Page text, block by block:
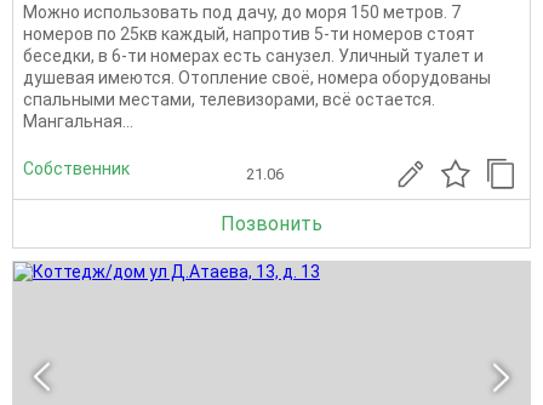
Можно использовать под дачу, до моря 150 метров. 7
номеров по 25кв каждый, напротив 5-ти номеров стоят
беседки, в 6-ти номерах есть санузел. Уличный туалет и
душевая имеются. Отопление своё, номера оборудованы
спальными местами, телевизорами, всё остается.
Мангальная...
Собственник 21.06
Позвонить